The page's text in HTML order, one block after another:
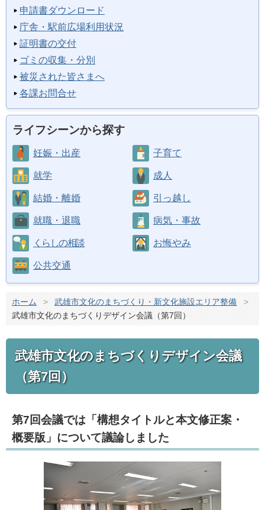
申請書ダウンロード
庁舎・駅前広場利用状況
証明書の交付
ゴミの収集・分別
被災された皆さまへ
各課お問合せ
ライフシーンから探す
妊娠・出産 子育て
就学 成人
結婚・離婚 引っ越し
就職・退職 病気・事故
くらしの相談 お悔やみ
公共交通
ホーム > 武雄市文化のまちづくり・新文化施設エリア整備
>
武雄市文化のまちづくりデザイン会議（第7回）
武雄市文化のまちづくりデザイン会議
（第7回）
第7回会議では「構想タイトルと本文修正案・
概要版」について議論しました